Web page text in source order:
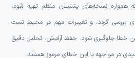
نسخه‌های پشتیبان منظم تهیه شود،
گردد، و تغییرات مهم در محیط تست
خطا جلوگیری شود. حفظ آرامش، تحلیل دقیق
در مواجهه با این خطای مرموز هستند.